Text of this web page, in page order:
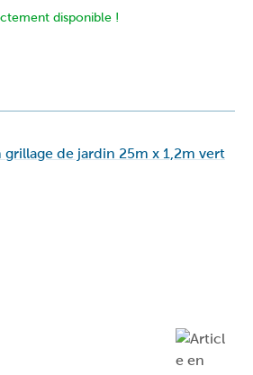
disponible !